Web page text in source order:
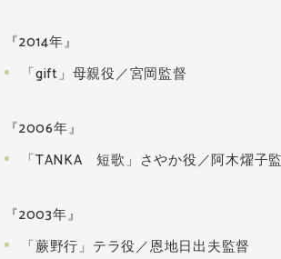
『2014年』
「gift」母親役／宮岡監督
『2006年』
「TANKA 短歌」さやか役／阿木燿子
『2003年』
「蕨野行」テラ役／恩地日出夫監督